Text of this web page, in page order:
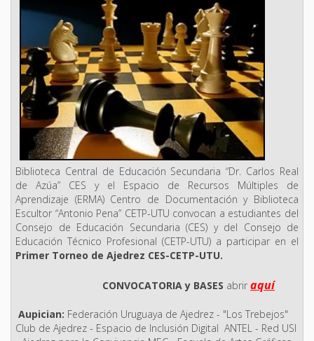
Biblioteca Central de Educación Secundaria “Dr. Carlos Real
de Azúa” CES y el Espacio de Recursos Múltiples de
Aprendizaje (ERMA) Centro de Documentación y Biblioteca
Escultor “Antonio Pena” CETP-UTU convocan a estudiantes del
Consejo de Educación Secundaria (CES) y del Consejo de
Educación Técnico Profesional (CETP-UTU) a participar en el
Primer Torneo de Ajedrez CES-CETP-UTU.
CONVOCATORIA y BASES abrir aquí
Aupician: Federación Uruguaya de Ajedrez - "Los Trebejos"
Club de Ajedrez - Espacio de Inclusión Digital ANTEL - Red USI